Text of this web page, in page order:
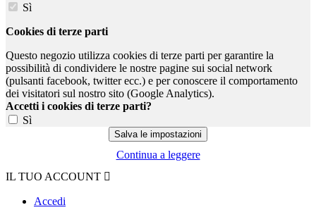
Sì
Cookies di terze parti
Questo negozio utilizza cookies di terze parti per garantire la
possibilità di condividere le nostre pagine sui social network
(pulsanti facebook, twitter ecc.) e per conoscere il comportamento
dei visitatori sul nostro sito (Google Analytics).
Accetti i cookies di terze parti?
Sì
Continua a leggere
IL TUO ACCOUNT 
Accedi